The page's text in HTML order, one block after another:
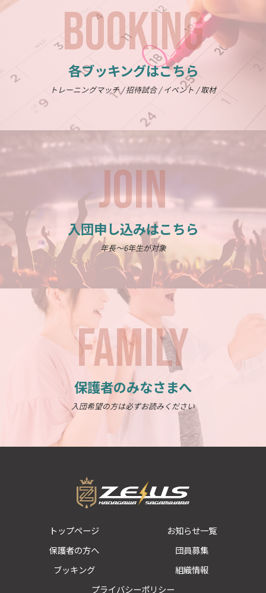
BOOKING
各ブッキングはこちら
トレーニングマッチ / 招待試合 / イベント / 取材
JOIN
入団申し込みはこちら
年長～6年生が対象
FAMILY
保護者のみなさまへ
入団希望の方は必ずお読みください
トップページ
お知らせ一覧
保護者の方へ
団員募集
ブッキング
組織情報
プライバシーポリシー